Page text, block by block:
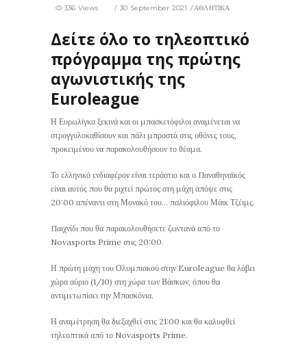
30 September 2021 ΑΘΛΗΤΙΚΑ
336 Views
Δείτε όλο το τηλεοπτικό
πρόγραμμα της πρώτης
αγωνιστικής της
Euroleague
Η Ευρωλίγκα ξεκινά και οι μπασκετόφιλοι αναμένεται να
στρογγυλοκαθίσουν και πάλι μπροστά στις οθόνες τους,
προκειμένου να παρακολουθήσουν το θέαμα.
Το ελληνικό ενδιαφέρον είναι τεράστιο και ο Παναθηναϊκός
είναι αυτός που θα ριχτεί πρώτος στη μάχη απόψε στις
20:00 απέναντι στη Μονακό του… παλιόφιλου Μάικ Τζέιμς.
Παιχνίδι που θα παρακολουθήσετε ζωντανά από το
Novasports Prime στις 20:00.
Η πρώτη μάχη του Ολυμπιακού στην Euroleague θα λάβει
χώρα αύριο (1/10) στη χώρα των Βάσκων, όπου θα
αντιμετωπίσει την Μπασκόνια.
Η αναμέτρηση θα διεξαχθεί στις 21:00 και θα καλυφθεί
τηλεοπτικά από το Novasports Prime.